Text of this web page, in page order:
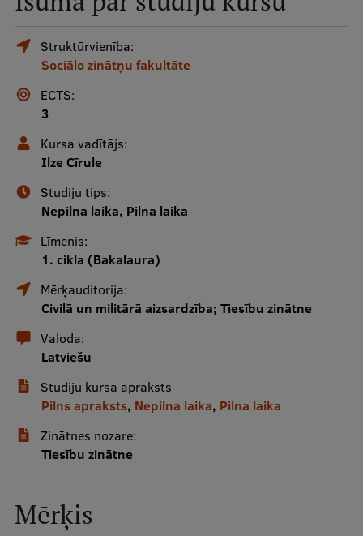
Mobile
galvenā
izvēlne
Studiju iespējas
Pamatstudiju programmas
Maģistra studiju programmas
Doktorantūra
Rezidentūra
Uzņemšana
Praktiska informācija
Par RSU
Studentu dzīve
Studiju norises vietas
Fakultātes
Stratēģija
Struktūrvienība:
Sociālo zinātņu fakultāte
ECTS:
3
Kursa vadītājs:
Ilze Cīrule
Studiju tips:
Nepilna laika, Pilna laika
Līmenis:
1. cikla (Bakalaura)
Mērķauditorija:
Civilā un militārā aizsardzība; Tiesību zinātne
Valoda:
Latviešu
Studiju kursa apraksts
Pilns apraksts, Nepilna laika, Pilna laika
Zinātnes nozare:
Tiesību zinātne
Mērķis